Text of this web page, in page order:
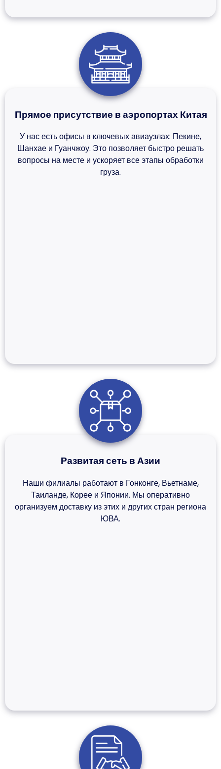
Прямое присутствие в аэропортах Китая
У нас есть офисы в ключевых авиаузлах: Пекине,
Шанхае и Гуанчжоу. Это позволяет быстро решать
вопросы на месте и ускоряет все этапы обработки
груза.
Развитая сеть в Азии
Наши филиалы работают в Гонконге, Вьетнаме,
Таиланде, Корее и Японии. Мы оперативно
организуем доставку из этих и других стран региона
ЮВА.